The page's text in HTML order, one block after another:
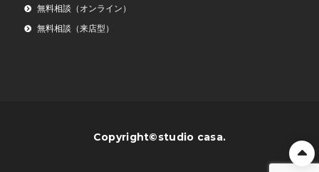
無料相談（オンライン）
無料相談（来店型）
Copyright©studio casa.